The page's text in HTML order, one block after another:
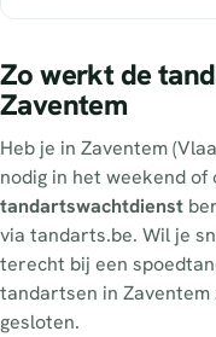
Zo werkt de
Zaventem
Heb je in Zaventem
nodig in het weekend of
tandartswachtdienst
via tandarts.be. Wil je
terecht bij een
tandartsen in
gesloten.